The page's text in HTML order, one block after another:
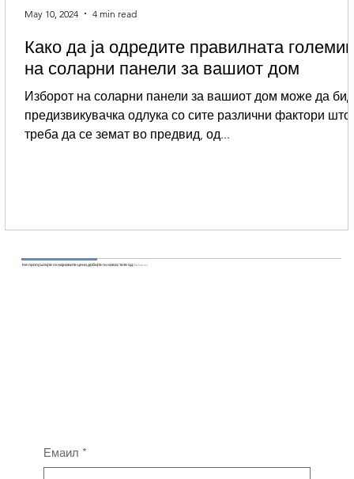
Како да ја одредите правилната
на соларни панели за вашиот дом
Изборот на соларни панели за вашиот дом може да
предизвикувачка одлука со сите различни фактори што
треба да се земат во предвид, од...
May 10, 2024 4 min read
Не пропуштајте ги најновите цени добијте ги новостите одDaluco.
Емаил *